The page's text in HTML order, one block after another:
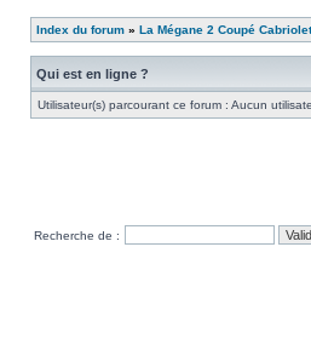
Index du forum » La Mégane 2 Coupé
Qui est en ligne ?
Utilisateur(s) parcourant ce forum : Aucun
Recherche de :